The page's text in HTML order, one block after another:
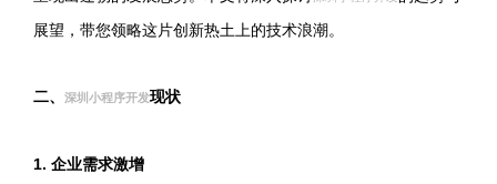
展望，带您领略这片创新热土上的技术浪潮。
二、 深圳小程序开发现状
1. 企业需求激增